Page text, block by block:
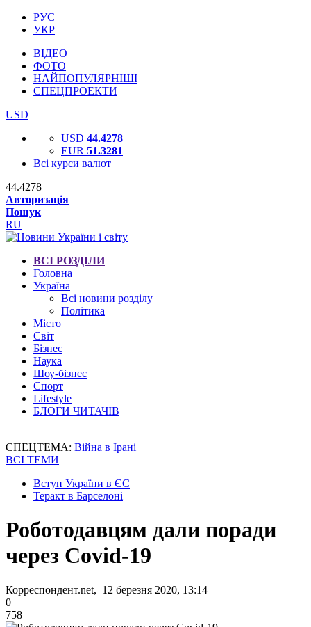
РУС
УКР
ВІДЕО
ФОТО
НАЙПОПУЛЯРНІШІ
СПЕЦПРОЕКТИ
USD
USD 44.4278
EUR 51.3281
Всі курси валют
44.4278
Авторизація
Пошук
RU
ВСІ РОЗДІЛИ
Головна
Україна
Всі новини розділу
Політика
Місто
Світ
Бізнес
Наука
Шоу-бізнес
Спорт
Lifestyle
БЛОГИ ЧИТАЧІВ
СПЕЦТЕМА: Війна в Ірані
ВСІ ТЕМИ
Вступ України в ЄС
Теракт в Барселоні
Роботодавцям дали поради
через Covid-19
Корреспондент.net, 12 березня 2020, 13:14
0
758